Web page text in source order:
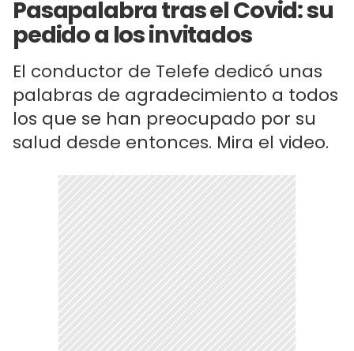
Pasapalabra tras el Covid: su
pedido a los invitados
El conductor de Telefe dedicó unas
palabras de agradecimiento a todos
los que se han preocupado por su
salud desde entonces. Mira el video.